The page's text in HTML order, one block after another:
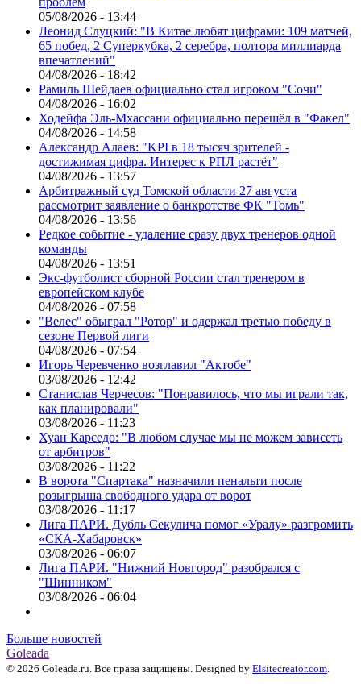
05/08/2026 - 13:44
Леонид Слуцкий: "В Китае любят цифрами: 109 матчей,
65 побед, 2 Суперкубка, 2 серебра, полтора миллиарда
впечатлений"
04/08/2026 - 18:42
Рамиль Шейдаев официально стал игроком "Сочи"
04/08/2026 - 16:02
Ходейфа Эль-Мхассани официально перешёл в "Факел"
04/08/2026 - 14:58
Александр Алаев: "KPI в 18 тысяч зрителей -
достижимая цифра. Интерес к РПЛ растёт"
04/08/2026 - 13:57
Арбитражный суд Томской области 27 августа
рассмотрит заявление о банкротстве ФК "Томь"
04/08/2026 - 13:56
Редкое событие - удаление сразу двух тренеров одной
команды
04/08/2026 - 13:51
Экс-футболист сборной России стал тренером в
европейском клубе
04/08/2026 - 07:58
"Велес" обыграл "Ротор" и одержал третью победу в
сезоне Первой лиги
04/08/2026 - 07:54
Игорь Черевченко возглавил "Актобе"
03/08/2026 - 12:42
Станислав Черчесов: "Понравилось, что мы играли так,
как планировали"
03/08/2026 - 11:23
Хуан Карседо: "В любом случае мы не можем зависеть
от арбитров"
03/08/2026 - 11:22
В ворота "Спартака" назначили пенальти после
розыгрыша свободного удара от ворот
03/08/2026 - 11:17
Лига ПАРИ. Дубль Секулича помог «Уралу» разгромить
«СКА-Хабаровск»
03/08/2026 - 06:07
Лига ПАРИ. "Нижний Новгород" разобрался с
"Шинником"
03/08/2026 - 06:04
Больше новостей
Goleada
© 2026 Goleada.ru. Все права защищены. Designed by Elsitecreator.com